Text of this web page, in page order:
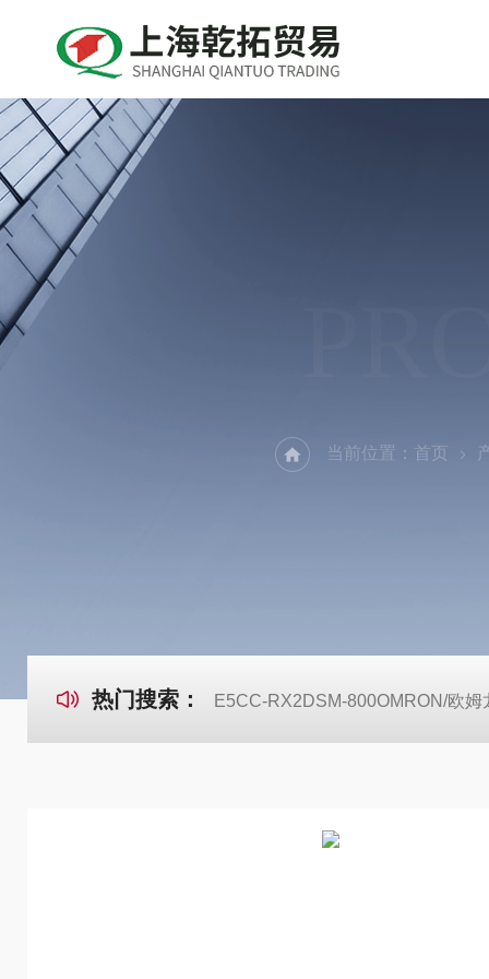
当前位置： 首页
热门搜索： E5CC-RX2DSM-800OMRON/欧